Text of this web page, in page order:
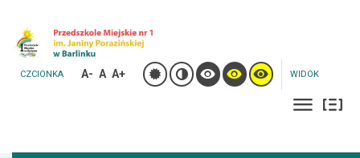
CZCIONKA A- A A+ WIDOK